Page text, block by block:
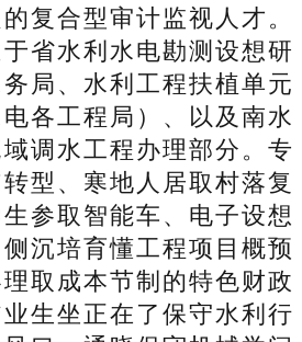
复合型审计监视人才。
省水利水电勘测设想研
局、水利工程扶植单元
电各工程局）、以及南水
调水工程办理部分。专
型、寒地人居取村落复
参取智能车、电子设想
沉培育懂工程项目概预
取成本节制的特色财政
生坐正在了保守水利行